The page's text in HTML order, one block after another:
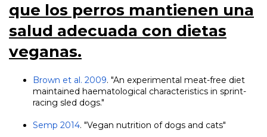
que los perros mantienen una
salud adecuada con dietas
veganas.
Brown et al. 2009. "An experimental meat-free diet
maintained haematological characteristics in sprint-
racing sled dogs."
Semp 2014. "Vegan nutrition of dogs and cats"